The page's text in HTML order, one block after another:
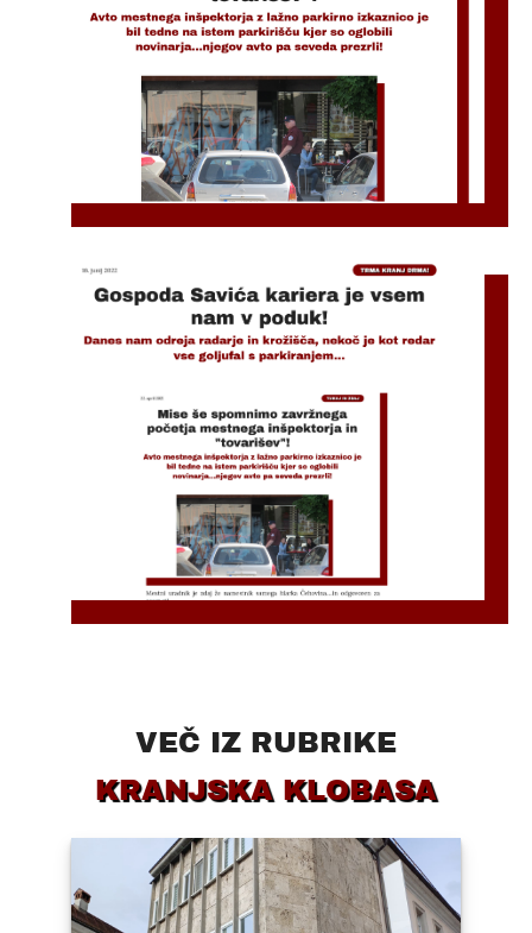
VEČ IZ RUBRIKE
KRANJSKA KLOBASA